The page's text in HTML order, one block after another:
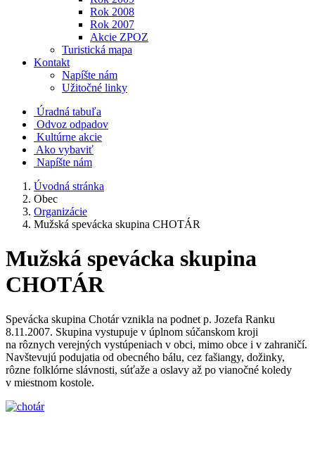
Rok 2008
Rok 2007
Akcie ZPOZ
Turistická mapa
Kontakt
Napíšte nám
Užitočné linky
Úradná tabuľa
Odvoz odpadov
Kultúrne akcie
Ako vybaviť
Napíšte nám
Úvodná stránka
Obec
Organizácie
Mužská spevácka skupina CHOTÁR
Mužská spevácka skupina
CHOTÁR
Spevácka skupina Chotár vznikla na podnet p. Jozefa Ranku
8.11.2007. Skupina vystupuje v úplnom súčanskom kroji
na rôznych verejných vystúpeniach v obci, mimo obce i v zahraničí.
Navštevujú podujatia od obecného bálu, cez fašiangy, dožinky,
rôzne folklórne slávnosti, súťaže a oslavy až po vianočné koledy
v miestnom kostole.